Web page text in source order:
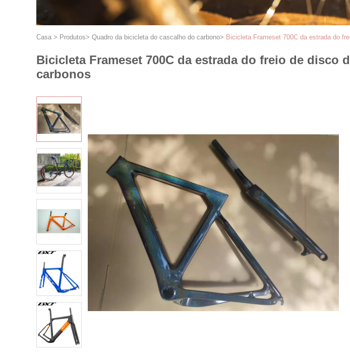
Casa > Produtos> Quadro da bicicleta do cascalho do carbono> Bicicleta Frameset 700C da estrada do
Bicicleta Frameset 700C da estrada do freio de disco
carbonos